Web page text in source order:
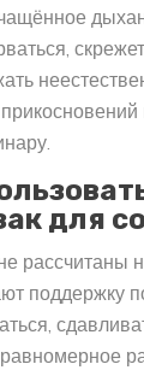
для
рассчитаны
поддержку